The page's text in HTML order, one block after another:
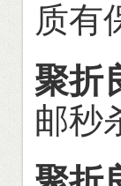
质有
聚折
邮秒